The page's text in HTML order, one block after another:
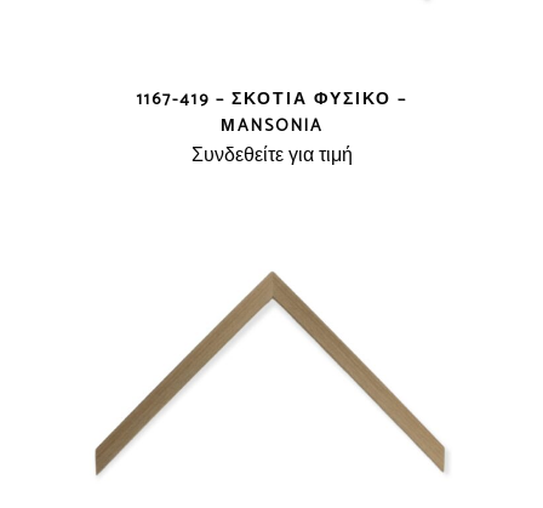
1167-419 – ΣΚΟΤΊΑ ΦΥΣΙΚΌ –
ΜANSONIA
Συνδεθείτε για τιμή